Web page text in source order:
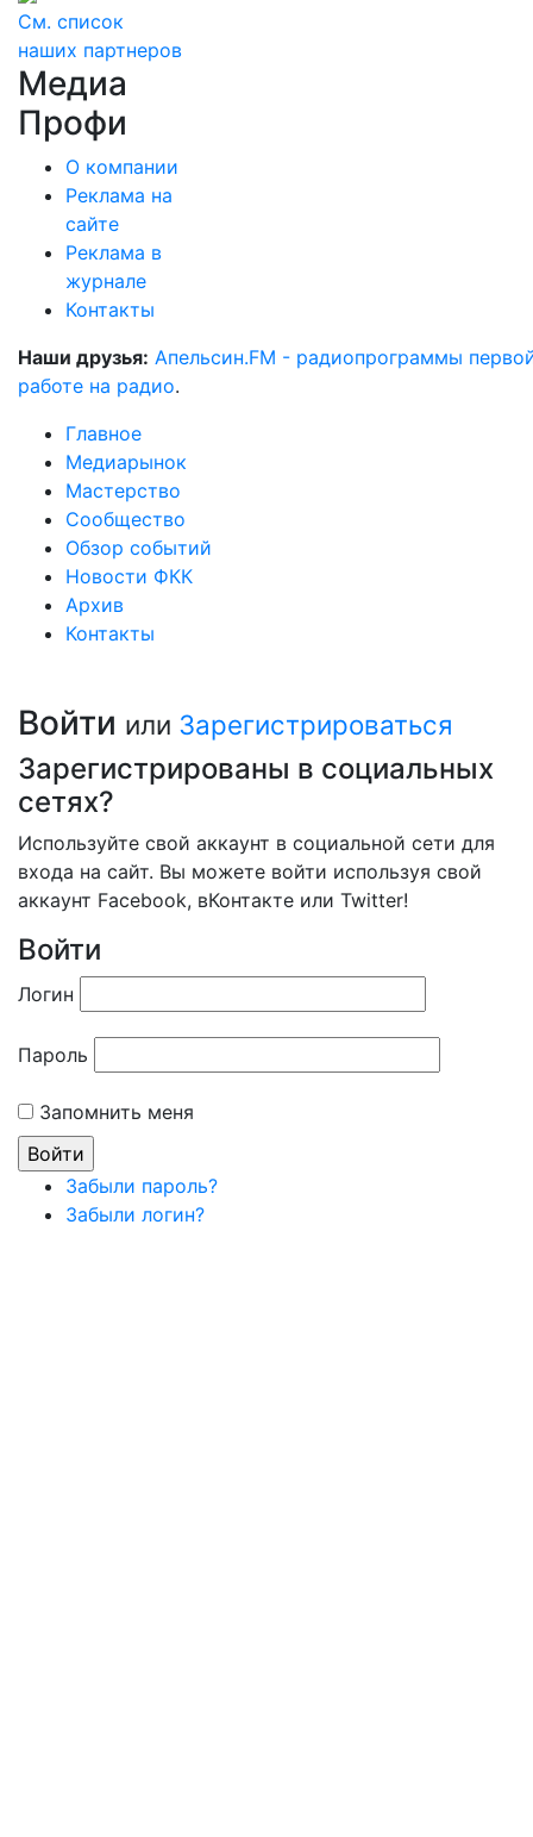
См. список
наших партнеров
Медиа
Профи
О компании
Реклама на
сайте
Реклама в
журнале
Контакты
Наши друзья: Апельсин.FM - радиопрограммы
работе на радио.
Главное
Медиарынок
Мастерство
Сообщество
Обзор событий
Новости ФКК
Архив
Контакты
Войти или Зарегистрироваться
Зарегистрированы в социальных
сетях?
Используйте свой аккаунт в социальной сети для
входа на сайт. Вы можете войти используя свой
аккаунт Facebook, вКонтакте или Twitter!
Войти
Логин
Пароль
Запомнить меня
Забыли пароль?
Забыли логин?